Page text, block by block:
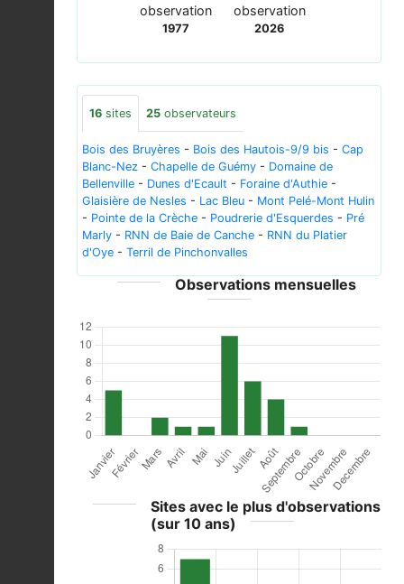
observation
1977
observation
2026
16 sites 25 observateurs
Bois des Bruyères - Bois des Hautois-9/9 bis - Cap
Blanc-Nez - Chapelle de Guémy - Domaine de
Bellenville - Dunes d'Ecault - Foraine d'Authie -
Glaisière de Nesles - Lac Bleu - Mont Pelé-Mont Hulin
- Pointe de la Crèche - Poudrerie d'Esquerdes - Pré
Marly - RNN de Baie de Canche - RNN du Platier
d'Oye - Terril de Pinchonvalles
Observations mensuelles
Sites avec le plus d'observations
(sur 10 ans)